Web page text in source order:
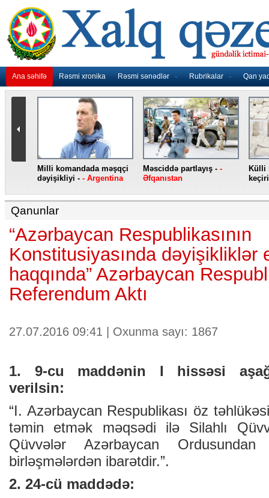
Ana səhifə Rəsmi xronika Rəsmi sənədlər Rubrikalar Qan
Jirinovski qarət edilib --
Yeni “iPhone”
smartfonları -- ABŞ
“Atletiko”
-
Qanunlar
“Azərbaycan Respublikasının
Konstitusiyasında dəyişikliklər
haqqında” Azərbaycan
Referendum Aktı
27.07.2016 09:41 | Oxunma sayı: 1867
1. 9-cu maddənin I hissəsi
verilsin:
“I. Azərbaycan Respublikası öz
təmin etmək məqsədi ilə Silahlı
Qüvvələr Azərbaycan
birləşmələrdən ibarətdir.”.
2. 24-cü maddədə: